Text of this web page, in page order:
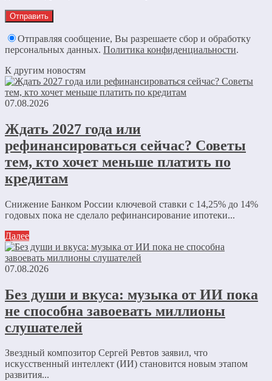
Отправляя сообщение, Вы разрешаете сбор и обработку
персональных данных. Политика конфиденциальности.
К другим новостям
07.08.2026
Ждать 2027 года или
рефинансироваться сейчас? Советы
тем, кто хочет меньше платить по
кредитам
Снижение Банком России ключевой ставки с 14,25% до 14%
годовых пока не сделало рефинансирование ипотеки...
Далее
07.08.2026
Без души и вкуса: музыка от ИИ пока
не способна завоевать миллионы
слушателей
Звездный композитор Сергей Ревтов заявил, что
искусственный интеллект (ИИ) становится новым этапом
развития...